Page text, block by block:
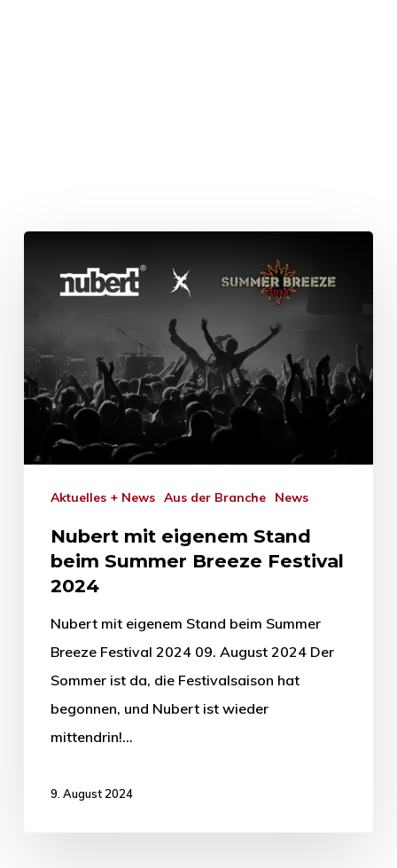
Aktuelles + News Aus der Branche News
Nubert mit eigenem Stand
beim Summer Breeze Festival
2024
Nubert mit eigenem Stand beim Summer
Breeze Festival 2024 09. August 2024 Der
Sommer ist da, die Festivalsaison hat
begonnen, und Nubert ist wieder
mittendrin!…
9. August 2024